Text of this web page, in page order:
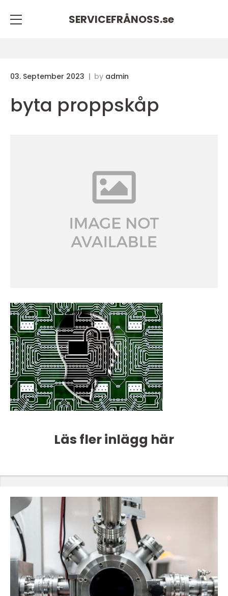
SERVICEFRÅNOSS.se
03. September 2023 by admin
byta proppskåp
Läs fler inlägg här